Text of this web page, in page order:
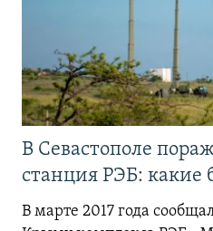
В Севастополе
станция РЭБ: какие
В марте 2017 года